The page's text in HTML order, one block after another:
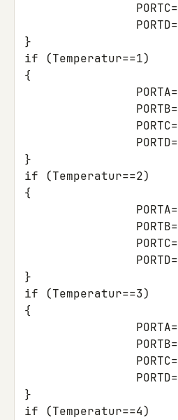
PORTC=
PORTD=
}
if
(Temperatur==1)
{
PORTA=
PORTB=
PORTC=
PORTD=
}
if
(Temperatur==2)
{
PORTA=
PORTB=
PORTC=
PORTD=
}
if
(Temperatur==3)
{
PORTA=
PORTB=
PORTC=
PORTD=
}
if
(Temperatur==4)